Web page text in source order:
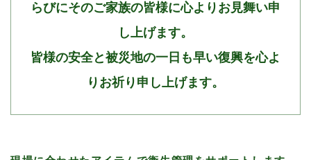
らびにそのご家族の皆様に心よりお見舞い申
し上げます。
皆様の安全と被災地の一日も早い復興を心よ
りお祈り申し上げます。